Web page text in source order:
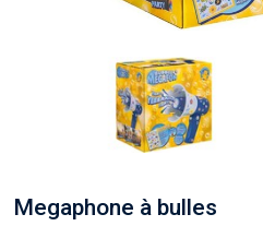
Megaphone à bulles